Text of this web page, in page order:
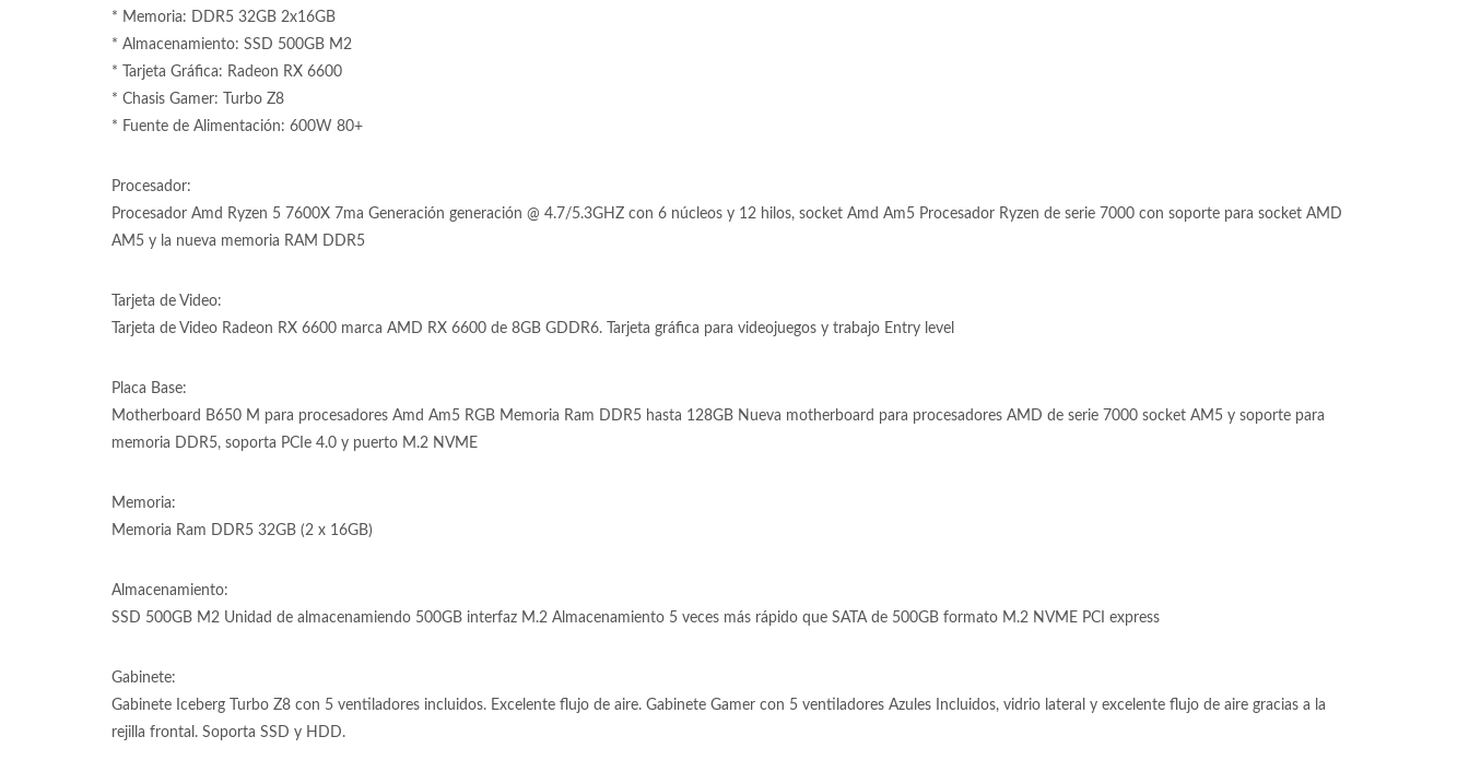
* Memoria: DDR5 32GB 2x16GB
* Almacenamiento: SSD 500GB M2
* Tarjeta Gráfica: Radeon RX 6600
* Chasis Gamer: Turbo Z8
* Fuente de Alimentación: 600W 80+
Procesador:
Procesador Amd Ryzen 5 7600X 7ma Generación generación @ 4.7/5.3GHZ con 6 núcleos y 12 hilos, socket Amd Am5 Procesador Ryzen de serie 7000 con soporte para socket AMD
AM5 y la nueva memoria RAM DDR5
Tarjeta de Video:
Tarjeta de Video Radeon RX 6600 marca AMD RX 6600 de 8GB GDDR6. Tarjeta gráfica para videojuegos y trabajo Entry level
Placa Base:
Motherboard B650 M para procesadores Amd Am5 RGB Memoria Ram DDR5 hasta 128GB Nueva motherboard para procesadores AMD de serie 7000 socket AM5 y soporte para
memoria DDR5, soporta PCIe 4.0 y puerto M.2 NVME
Memoria:
Memoria Ram DDR5 32GB (2 x 16GB)
Almacenamiento:
SSD 500GB M2 Unidad de almacenamiendo 500GB interfaz M.2 Almacenamiento 5 veces más rápido que SATA de 500GB formato M.2 NVME PCI express
Gabinete:
Gabinete Iceberg Turbo Z8 con 5 ventiladores incluidos. Excelente flujo de aire. Gabinete Gamer con 5 ventiladores Azules Incluidos, vidrio lateral y excelente flujo de aire gracias a la
rejilla frontal. Soporta SSD y HDD.